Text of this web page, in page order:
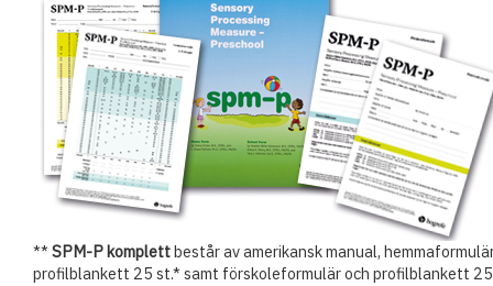
** SPM-P komplettbestår av amerikansk manual,
profilblankett 25 st.* samt förskoleformulär och profilblankett